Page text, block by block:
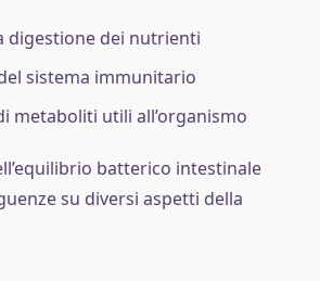
digestione dei nutrienti
sistema immunitario
metaboliti utili all’organismo
batterico intestinale
su diversi aspetti della